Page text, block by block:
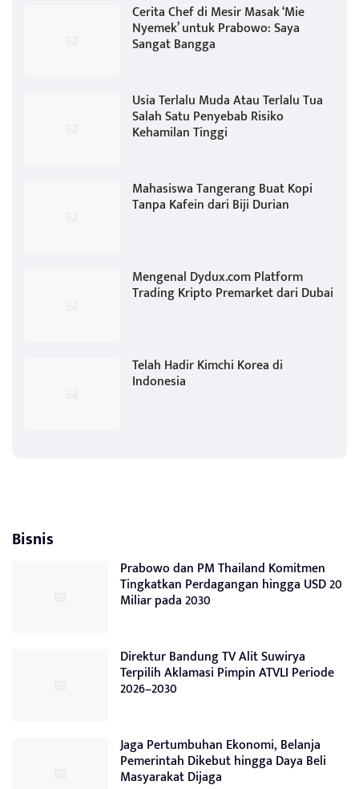
Cerita Chef di Mesir Masak ‘Mie
Nyemek’ untuk Prabowo: Saya
Sangat Bangga
Usia Terlalu Muda Atau Terlalu Tua
Salah Satu Penyebab Risiko
Kehamilan Tinggi
Mahasiswa Tangerang Buat Kopi
Tanpa Kafein dari Biji Durian
Mengenal Dydux.com Platform
Trading Kripto Premarket dari Dubai
Telah Hadir Kimchi Korea di
Indonesia
Bisnis
Prabowo dan PM Thailand Komitmen
Tingkatkan Perdagangan hingga USD 20
Miliar pada 2030
Direktur Bandung TV Alit Suwirya
Terpilih Aklamasi Pimpin ATVLI Periode
2026–2030
Jaga Pertumbuhan Ekonomi, Belanja
Pemerintah Dikebut hingga Daya Beli
Masyarakat Dijaga